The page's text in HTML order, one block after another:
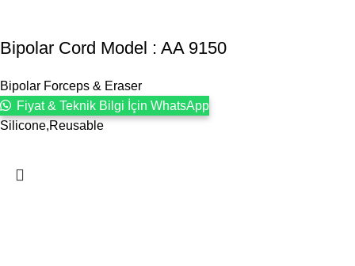
Bipolar Cord Model : AA 9150
Bipolar Forceps & Eraser
Fiyat & Teknik Bilgi İçin WhatsApp
Silicone,Reusable